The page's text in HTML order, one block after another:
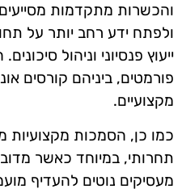
והכשרות מתקדמות מסייעים
ולפתח ידע רחב יותר על
ייעוץ פנסיוני וניהול
פורמטים, ביניהם קורסים
מקצועיים.
כמו כן, הסמכות מקצועיות
תחרותי, במיוחד כאשר
מעסיקים נוטים להעדיף